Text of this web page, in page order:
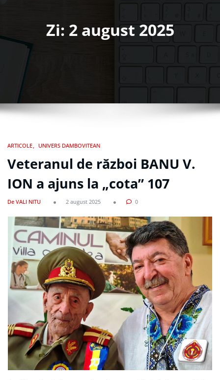
Zi: 2 august 2025
ARTICOLE UNIVERS DAMBOVITEAN
Veteranul de război BANU V.
ION a ajuns la „cota” 107
De VALI NITU 2 august 2025 0